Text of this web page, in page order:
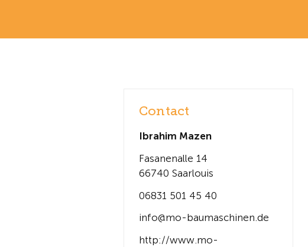
Contact
Ibrahim Mazen
Fasanenalle 14
66740 Saarlouis
06831 501 45 40
info@mo-baumaschinen.de
http://www.mo-